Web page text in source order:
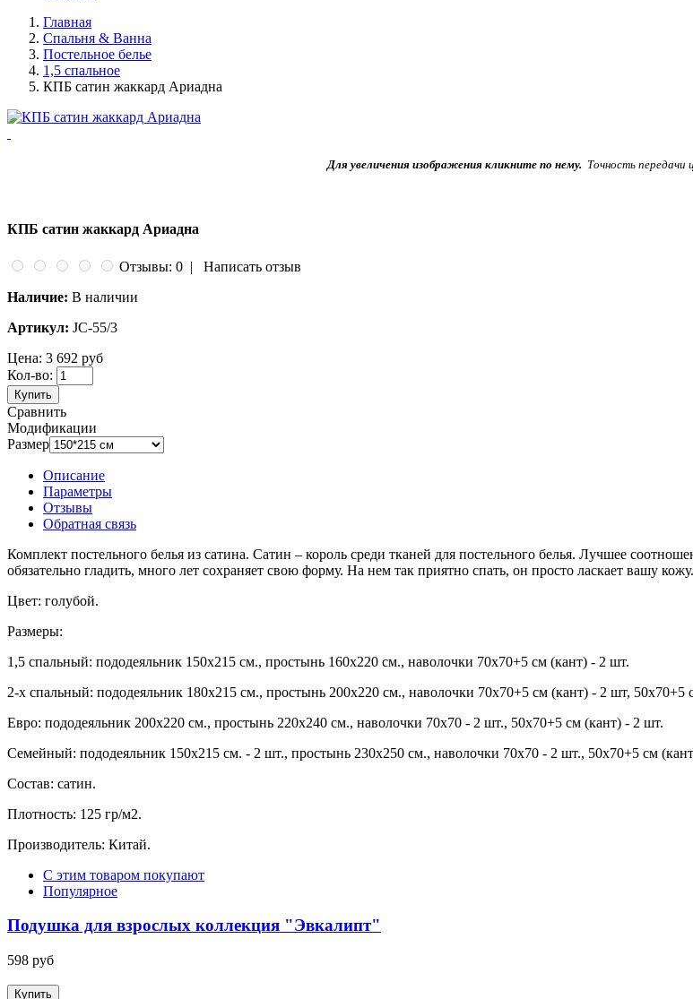
Главная
Спальня & Ванна
Постельное белье
1,5 спальное
КПБ сатин жаккард Ариадна
Для увеличения изображения кликните по нему. Точность
КПБ сатин жаккард Ариадна
Отзывы: 0 | Написать отзыв
Наличие: В наличии
Артикул: JC-55/3
Цена: 3 692 руб
Кол-во:
Купить
Сравнить
Модификации
Размер
Описание
Параметры
Отзывы
Обратная связь
Комплект постельного белья из сатина. Сатин – король среди тканей для постельного белья. Лучшее
обязательно гладить, много лет сохраняет свою форму. На нем так приятно спать, он просто ласкает вашу
Цвет: голубой.
Размеры:
1,5 спальный: пододеяльник 150х215 см., простынь 160х220 см., наволочки 70х70+5 см (кант) - 2 шт.
2-х спальный: пододеяльник 180х215 см., простынь 200х220 см., наволочки 70х70+5 см (кант) - 2 шт, 50х70+5
Евро: пододеяльник 200х220 см., простынь 220х240 см., наволочки 70х70 - 2 шт., 50х70+5 см (кант) - 2 шт.
Семейный: пододеяльник 150х215 см. - 2 шт., простынь 230х250 см., наволочки 70х70 - 2 шт., 50х70+5 см
Состав: сатин.
Плотность: 125 гр/м2.
Производитель: Китай.
С этим товаром покупают
Популярное
Подушка для взрослых коллекция "Эвкалипт"
598 руб
Купить